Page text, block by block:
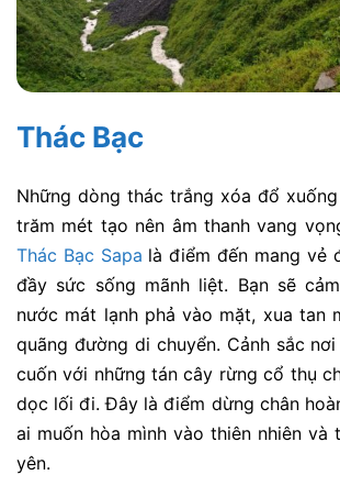
Thác Bạc
Những dòng thác trắng xóa đổ
trăm mét tạo nên âm thanh vang
Thác Bạc Sapa là điểm đến mang vẻ
đầy sức sống mãnh liệt. Bạn sẽ
nước mát lạnh phả vào mặt, xua tan
quãng đường di chuyển. Cảnh sắc
cuốn với những tán cây rừng cổ thụ
dọc lối đi. Đây là điểm dừng chân
ai muốn hòa mình vào thiên nhiên và
yên.